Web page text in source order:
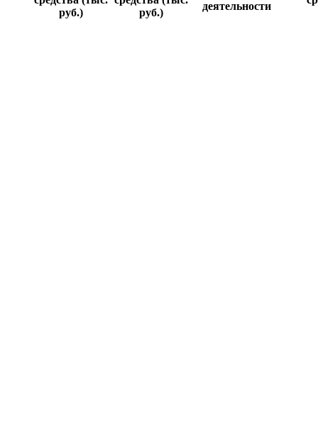
руб.)
руб.)
деятельности